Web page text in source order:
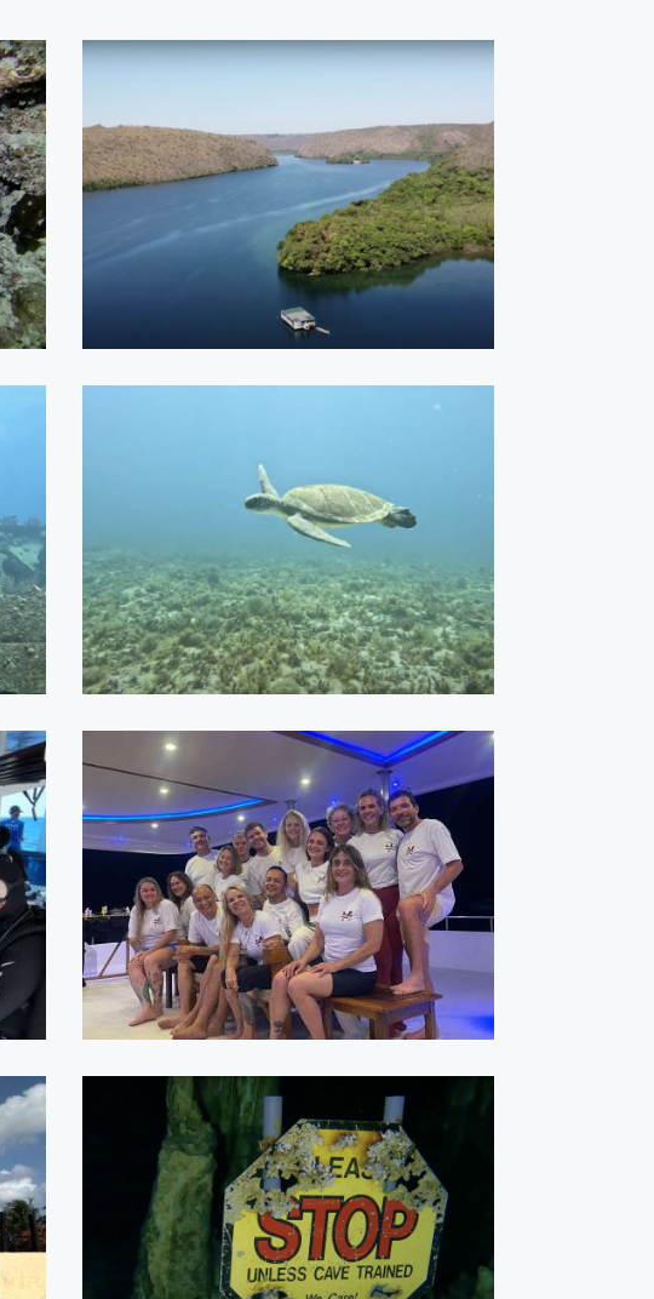
RIFAINA - SÃO PAULO -
JULHO 2024
ASSISTIR
ARQUIPÉLAGO DOS
ABROLHOS - BAHIA -
MARÇO 2024
ASSISTIR
Maldivas - Outubro 2023
ASSISTIR
Tulum - Maio 2023
ASSISTIR